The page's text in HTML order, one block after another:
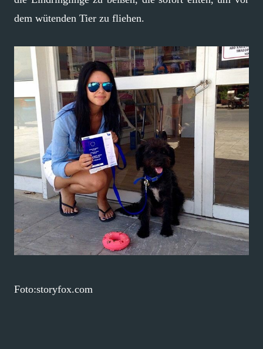
dem wütenden Tier zu fliehen.
Foto:storyfox.com